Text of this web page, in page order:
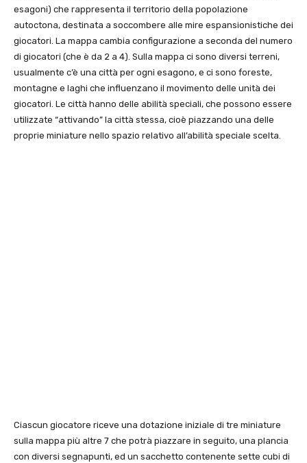
esagoni) che rappresenta il territorio della popolazione
autoctona, destinata a soccombere alle mire espansionistiche dei
giocatori. La mappa cambia configurazione a seconda del numero
di giocatori (che è da 2 a 4). Sulla mappa ci sono diversi terreni,
usualmente c’è una città per ogni esagono, e ci sono foreste,
montagne e laghi che influenzano il movimento delle unità dei
giocatori. Le città hanno delle abilità speciali, che possono essere
utilizzate “attivando” la città stessa, cioè piazzando una delle
proprie miniature nello spazio relativo all’abilità speciale scelta.
Ciascun giocatore riceve una dotazione iniziale di tre miniature
sulla mappa più altre 7 che potrà piazzare in seguito, una plancia
con diversi segnapunti, ed un sacchetto contenente sette cubi di